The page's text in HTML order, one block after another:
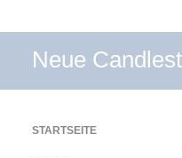
Neue
STARTSEITE